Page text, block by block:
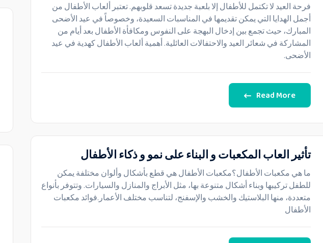
فرحة العيد لا تكتمل للأطفال إلا بلعبة جديدة تسعد قلوبهم. تعتبر ألعاب الأطفال من
أجمل الهدايا التي يمكن تقديمها في المناسبات السعيدة، وخصوصاً في عيد الأضحى
المبارك، حيث تجمع بين إدخال البهجة على النفوس ومكافأة الأطفال بعد أيام من
المشاركة في شعائر العيد والاحتفالات العائلية. أهمية ألعاب الأطفال كهدية في عيد
الأضحى.
Read More
تأثير العاب المكعبات و البناء على نمو و ذكاء الأطفال
ما هي مكعبات الأطفال؟مكعبات الأطفال هي قطع بأشكال وألوان مختلفة يمكن
للطفل تركيبها وبناء أشكال متنوعة بها، مثل الأبراج والمنازل والسيارات. وتتوفر بأنواع
متعددة، منها البلاستيك والخشب والإسفنج، لتناسب مختلف الأعمار.فوائد مكعبات
الأطفال